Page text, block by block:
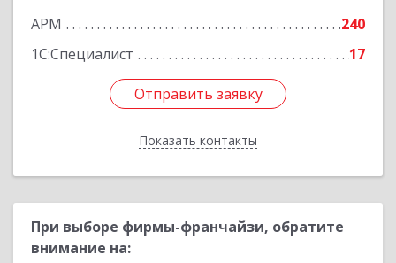
АРМ
240
1С:Специалист
17
Отправить заявку
Показать контакты
Отправить заявку
Назад
При выборе фирмы-франчайзи, обратите
внимание на: